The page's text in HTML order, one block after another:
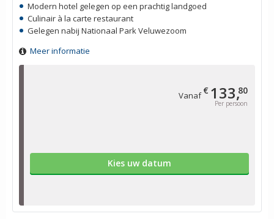
Vanaf€ 133,80
Per persoon
Kies uw datum
Modern hotel gelegen op een prachtig landgoed
Culinair à la carte restaurant
Gelegen nabij Nationaal Park Veluwezoom
Meer informatie